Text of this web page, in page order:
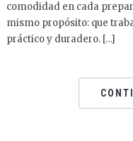
comodidad en cada
mismo propósito: que
práctico y duradero. […]